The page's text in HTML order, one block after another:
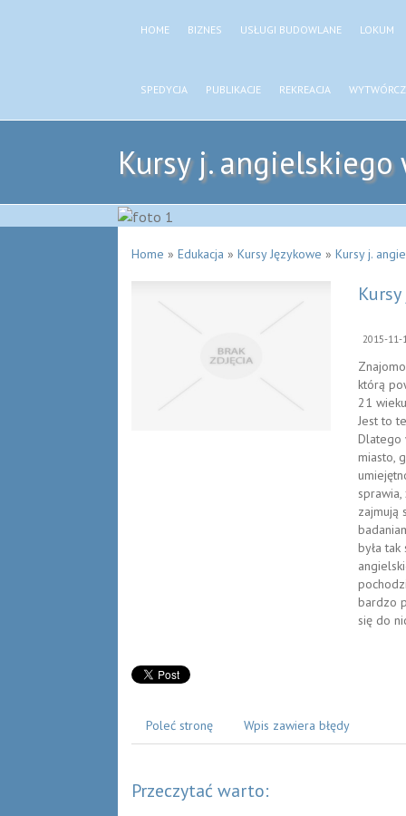
HOME BIZNES USŁUGI BUDOWLANE LOKUM
SPEDYCJA PUBLIKACJE REKREACJA
Kursy j. angielskiego
Home » Edukacja » Kursy Językowe » Kursy j.
2015-11-
którą
21
Jest to
Dlatego
miasto,
zajmują
była tak
bardzo
się do
Poleć stronę Wpis zawiera błędy
Przeczytać warto: